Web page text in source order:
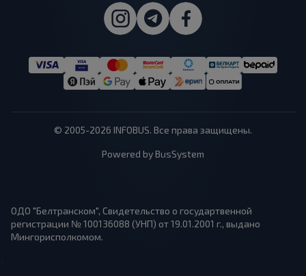
© 2005-2026 INFOBUS. Все права защищены.
Powered by BusSystem
ОДО "Белтранском", Свидетельство о государтвенной
регистрации № 100136088 (УНП) от 19.01.2001 г., выдано
Мингорисполкомом.